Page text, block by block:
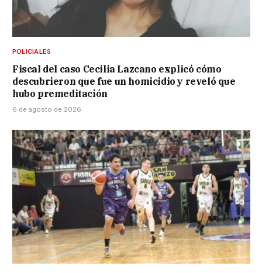
POLICIALES
Fiscal del caso Cecilia Lazcano explicó cómo
descubrieron que fue un homicidio y reveló que
hubo premeditación
6 de agosto de 2026